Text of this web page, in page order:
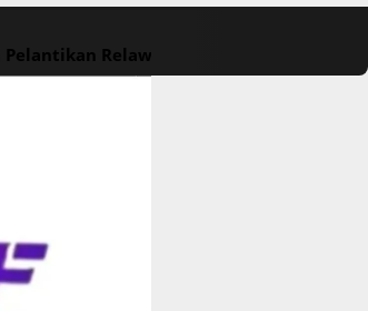
Pelantikan Relawan M. Rasyid Rajasa dan